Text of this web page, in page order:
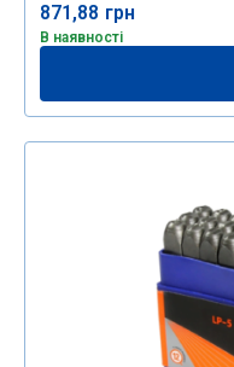
871,88 грн
В наявності